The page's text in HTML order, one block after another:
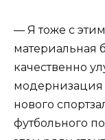
— Я тоже с
материальная
качественно
модернизация
нового
футбольного